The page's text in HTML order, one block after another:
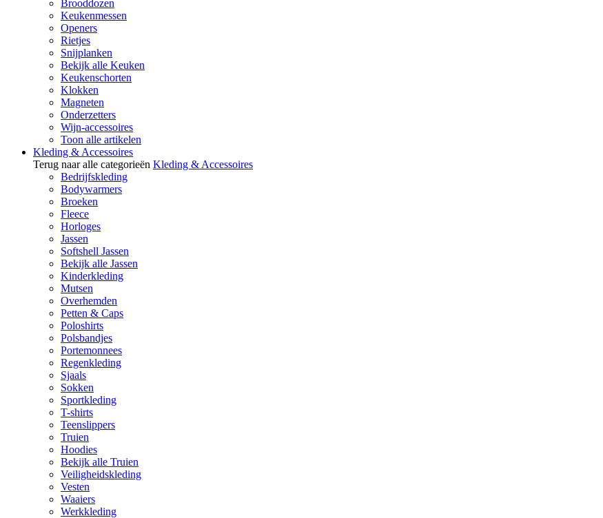
Brooddozen
Keukenmessen
Openers
Rietjes
Snijplanken
Bekijk alle Keuken
Keukenschorten
Klokken
Magneten
Onderzetters
Wijn-accessoires
Toon alle artikelen
Kleding & Accessoires
Terug naar alle categorieën Kleding & Accessoires
Bedrijfskleding
Bodywarmers
Broeken
Fleece
Horloges
Jassen
Softshell Jassen
Bekijk alle Jassen
Kinderkleding
Mutsen
Overhemden
Petten & Caps
Poloshirts
Polsbandjes
Portemonnees
Regenkleding
Sjaals
Sokken
Sportkleding
T-shirts
Teenslippers
Truien
Hoodies
Bekijk alle Truien
Veiligheidskleding
Vesten
Waaiers
Werkkleding